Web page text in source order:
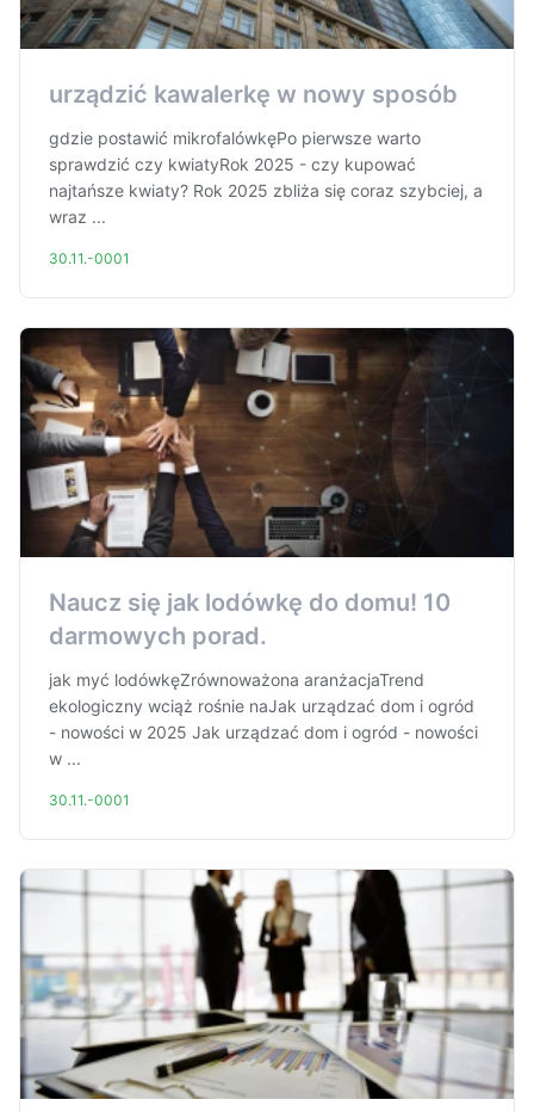
urządzić kawalerkę w nowy sposób
gdzie postawić mikrofalówkęPo pierwsze warto
sprawdzić czy kwiatyRok 2025 - czy kupować
najtańsze kwiaty? Rok 2025 zbliża się coraz szybciej, a
wraz ...
30.11.-0001
Naucz się jak lodówkę do domu! 10
darmowych porad.
jak myć lodówkęZrównoważona aranżacjaTrend
ekologiczny wciąż rośnie naJak urządzać dom i ogród
- nowości w 2025 Jak urządzać dom i ogród - nowości
w ...
30.11.-0001